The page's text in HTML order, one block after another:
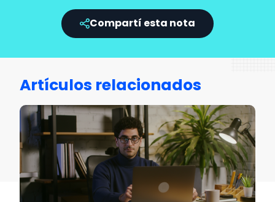
Compartí esta nota
Artículos relacionados